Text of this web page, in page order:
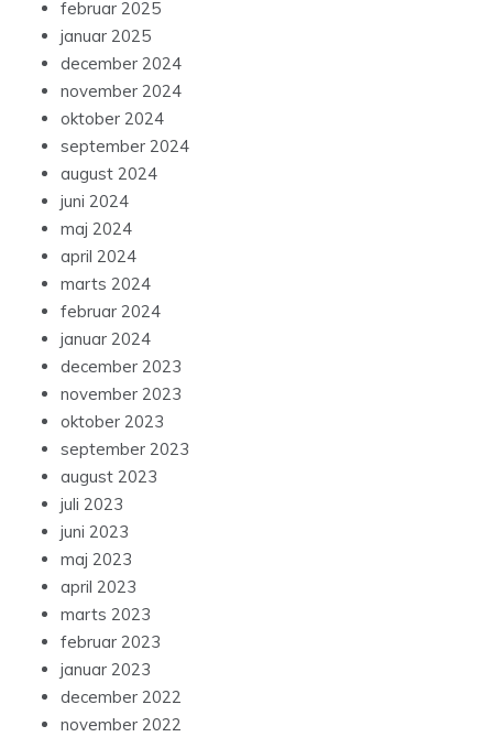
februar 2025
januar 2025
december 2024
november 2024
oktober 2024
september 2024
august 2024
juni 2024
maj 2024
april 2024
marts 2024
februar 2024
januar 2024
december 2023
november 2023
oktober 2023
september 2023
august 2023
juli 2023
juni 2023
maj 2023
april 2023
marts 2023
februar 2023
januar 2023
december 2022
november 2022